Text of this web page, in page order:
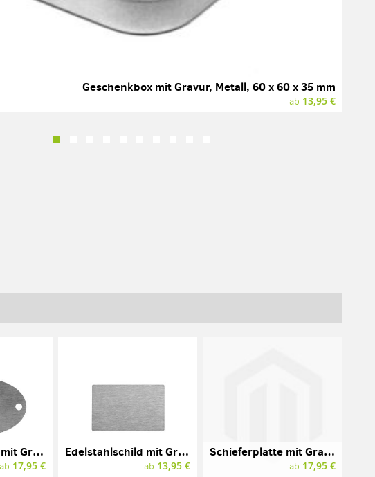
Geschenkbox mit Gravur, Metall, 60 x 60 x 35 mm
ab 13,95 €
Edelstahlschild mit Gravur und Löchern, oval, 85 x 55 mm
ab 17,95 €
Edelstahlschild mit Gravur, Edelstahl, 85 x 55 mm
ab 13,95 €
Schieferplatte mit Gravur, rund, 200 mm
ab 17,95 €